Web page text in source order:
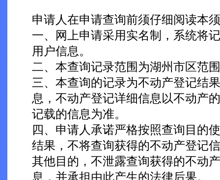
申请人在申请查询前须仔细阅读本
一、网上申请采用实名制，系统将
用户信息。
二、本查询记录范围为湖州市区范
三、本查询的记录为不动产登记结
息，不动产登记详细信息以不动产
记载的信息为准。
四、申请人承诺严格按照查询目的
结果，不将查询获得的不动产登记
其他目的，不泄露查询获得的不动
息，并承担由此产生的法律后果。